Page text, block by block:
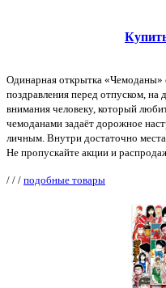
Одинарная открытка «Чемоданы»
поздравления перед отпуском, на
внимания человеку, который
чемоданами задаёт дорожное
личным. Внутри достаточно места
Не пропускайте акции и
/ / / подобные товары